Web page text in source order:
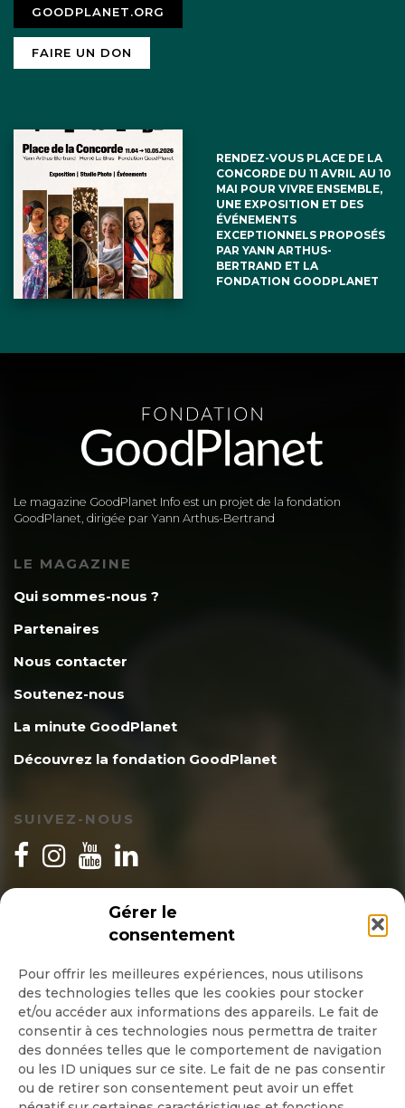
Gérer le
consentement
Pour offrir les meilleures expériences, nous utilisons
des technologies telles que les cookies pour stocker
et/ou accéder aux informations des appareils. Le fait de
consentir à ces technologies nous permettra de traiter
des données telles que le comportement de navigation
ou les ID uniques sur ce site. Le fait de ne pas consentir
ou de retirer son consentement peut avoir un effet
GOODPLANET.ORG
FAIRE UN DON
RENDEZ-VOUS PLACE DE LA
CONCORDE DU 11 AVRIL AU 10
MAI POUR VIVRE ENSEMBLE,
UNE EXPOSITION ET DES
ÉVÉNEMENTS
EXCEPTIONNELS PROPOSÉS
PAR YANN ARTHUS-
BERTRAND ET LA
FONDATION GOODPLANET
Le magazine GoodPlanet Info est un projet de la fondation
GoodPlanet, dirigée par Yann Arthus-Bertrand
LE MAGAZINE
Qui sommes-nous ?
Partenaires
Nous contacter
Soutenez-nous
La minute GoodPlanet
Découvrez la fondation GoodPlanet
SUIVEZ-NOUS
INSCRIPTION NEWSLETTER
Quotidienne
Hebdo
OK